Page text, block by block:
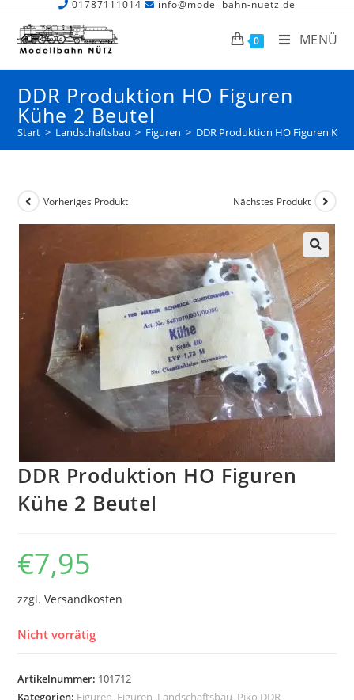
01787111014 info@modellbahn-nuetz.de
0 MENÜ
DDR Produktion HO Figuren
Kühe 2 Beutel
Start > Landschaftsbau > Figuren > DDR Produktion HO Figuren
Vorheriges Produkt Nächstes Produkt
DDR Produktion HO Figuren
Kühe 2 Beutel
€7,95
zzgl.Versandkosten
Nicht vorrätig
Artikelnummer: 101712
Kategorien: Figuren, Figuren, Landschaftsbau, Piko DDR